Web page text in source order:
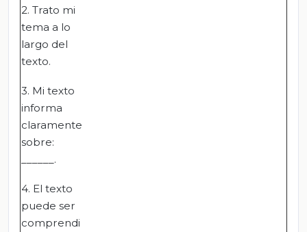
2. Trato mi
tema a lo
largo del
texto.
3. Mi texto
informa
claramente
sobre:
______.
4. El texto
puede ser
comprendi